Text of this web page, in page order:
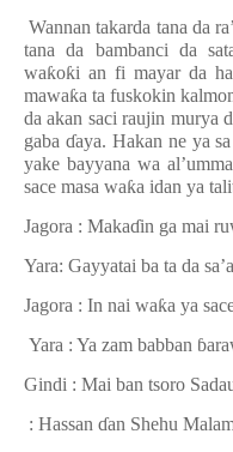
Wannan takarda tana da
tana da bambanci da
waƙoƙi an fi mayar da
mawaƙa ta fuskokin
da akan saci raujin murya
gaba ɗaya. Hakan ne ya
yake bayyana wa
sace masa waƙa idan ya
Jagora : Makaɗin ga mai
Yara: Gayyatai ba ta da
Jagora : In nai waƙa ya
Yara : Ya zam babban ɓ
Gindi : Mai ban tsoro
: Hassan ɗan Shehu